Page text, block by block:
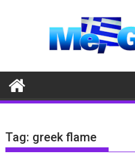
Tag: greek flame